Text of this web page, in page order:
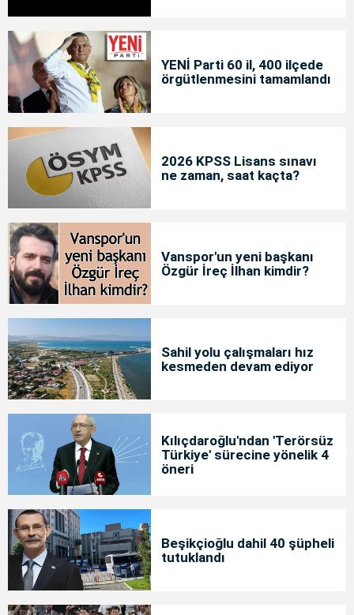
YENİ Parti 60 il, 400 ilçede
örgütlenmesini tamamlandı
2026 KPSS Lisans sınavı
ne zaman, saat kaçta?
Vanspor'un yeni başkanı
Özgür İreç İlhan kimdir?
Sahil yolu çalışmaları hız
kesmeden devam ediyor
Kılıçdaroğlu'ndan 'Terörsüz
Türkiye' sürecine yönelik 4
öneri
Beşikçioğlu dahil 40 şüpheli
tutuklandı